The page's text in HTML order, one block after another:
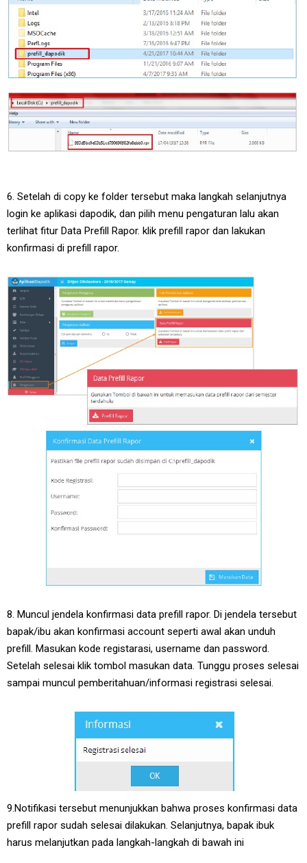
6. Setelah di copy ke folder tersebut maka langkah selanjutnya
login ke aplikasi dapodik, dan pilih menu pengaturan lalu akan
terlihat fitur Data Prefill Rapor. klik prefill rapor dan lakukan
konfirmasi di prefill rapor.
8. Muncul jendela konfirmasi data prefill rapor. Di jendela tersebut
bapak/ibu akan konfirmasi account seperti awal akan unduh
prefill. Masukan kode registarasi, username dan password.
Setelah selesai klik tombol masukan data. Tunggu proses selesai
sampai muncul pemberitahuan/informasi registrasi selesai.
9.Notifikasi tersebut menunjukkan bahwa proses konfirmasi data
prefill rapor sudah selesai dilakukan. Selanjutnya, bapak ibuk
harus melanjutkan pada langkah-langkah di bawah ini